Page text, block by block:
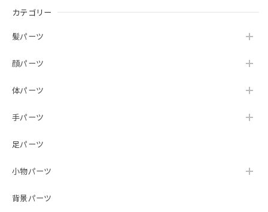
カテゴリー
髪パーツ
顔パーツ
体パーツ
手パーツ
足パーツ
小物パーツ
背景パーツ